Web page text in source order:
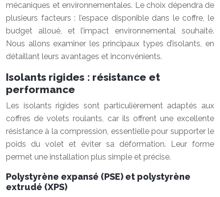
mécaniques et environnementales. Le choix dépendra de
plusieurs facteurs : l’espace disponible dans le coffre, le
budget alloué, et l’impact environnemental souhaité.
Nous allons examiner les principaux types d’isolants, en
détaillant leurs avantages et inconvénients.
Isolants rigides : résistance et
performance
Les isolants rigides sont particulièrement adaptés aux
coffres de volets roulants, car ils offrent une excellente
résistance à la compression, essentielle pour supporter le
poids du volet et éviter sa déformation. Leur forme
permet une installation plus simple et précise.
Polystyrène expansé (PSE) et polystyrène
extrudé (XPS)